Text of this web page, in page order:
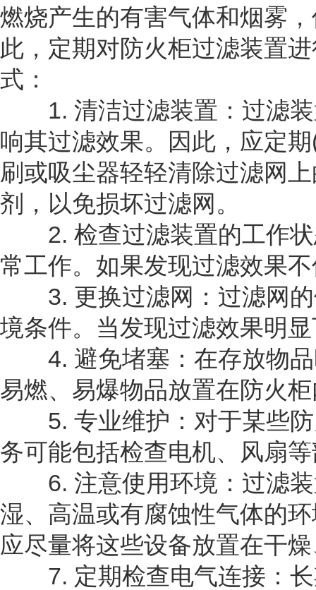
燃烧产生的有害气体和烟雾
此，定期对防火柜过滤装置
式：
1. 清洁过滤装置：过滤装
响其过滤效果。因此，应定
刷或吸尘器轻轻清除过滤网
剂，以免损坏过滤网。
2. 检查过滤装置的工作状
常工作。如果发现过滤效果
3. 更换过滤网：过滤网的
境条件。当发现过滤效果明
4. 避免堵塞：在存放物品
易燃、易爆物品放置在防火
5. 专业维护：对于某些防
务可能包括检查电机、风扇
6. 注意使用环境：过滤装
湿、高温或有腐蚀性气体的
应尽量将这些设备放置在干
7. 定期检查电气连接：长